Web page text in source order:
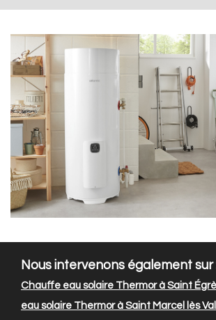
Nous intervenons également sur
Chauffe eau solaire Thermor à Saint
eau solaire Thermor à Saint Marcel lès